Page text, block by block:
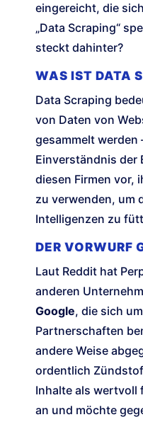
eingereicht, die
„Data Scraping“
steckt dahinter?
WAS IST DATA
Data Scraping
von Daten von
gesammelt werden
Einverständnis der
diesen Firmen vor,
zu verwenden, um
Intelligenzen zu
DER VORWURF
Laut Reddit hat
anderen
Google, die sich
Partnerschaften
andere Weise
ordentlich
Inhalte als wertvoll
an und möchte